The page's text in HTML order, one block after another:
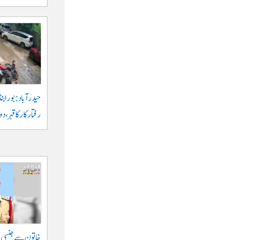
حیدرآباد:
رفتار کار کا